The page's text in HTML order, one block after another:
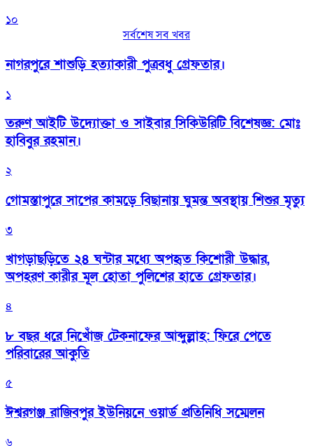
১০
সর্বশেষ সব খবর
নাগরপুরে শাশুড়ি হত্যাকারী পুত্রবধু গ্রেফতার।
১
তরুণ আইটি উদ্যোক্তা ও সাইবার সিকিউরিটি বিশেষজ্ঞ: মোঃ
হাবিবুর রহমান।
২
গোমস্তাপুরে সাপের কামড়ে বিছানায় ঘুমন্ত অবস্থায় শিশুর মৃত্যু
৩
খাগড়াছড়িতে ২৪ ঘন্টার মধ্যে অপহৃত কিশোরী উদ্ধার,
অপহরণ কারীর মূল হোতা পুলিশের হাতে গ্রেফতার।
৪
৮ বছর ধরে নিখোঁজ টেকনাফের আব্দুল্লাহ: ফিরে পেতে
পরিবারের আকুতি
৫
ঈশ্বরগঞ্জ রাজিবপুর ইউনিয়নে ওয়ার্ড প্রতিনিধি সম্মেলন
৬